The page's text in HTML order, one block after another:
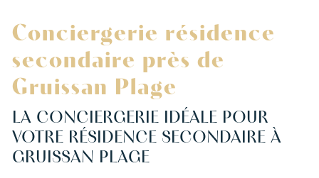
Conciergerie résidence
secondaire près de
Gruissan Plage
LA CONCIERGERIE IDÉALE POUR
VOTRE RÉSIDENCE SECONDAIRE À
GRUISSAN PLAGE